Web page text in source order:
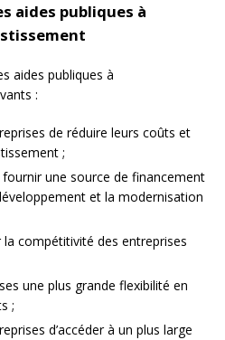
aides publiques à
aides publiques à
:
de réduire leurs coûts et
;
une source de financement
et la modernisation
compétitivité des entreprises
une plus grande flexibilité en
;
d’accéder à un plus large